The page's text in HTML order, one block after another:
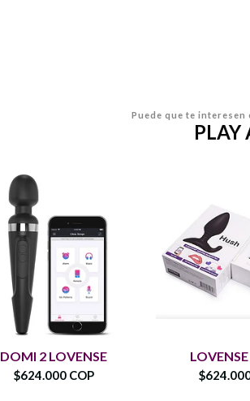
Puede que te
PLAY
DOMI 2 LOVENSE
$624.000 COP